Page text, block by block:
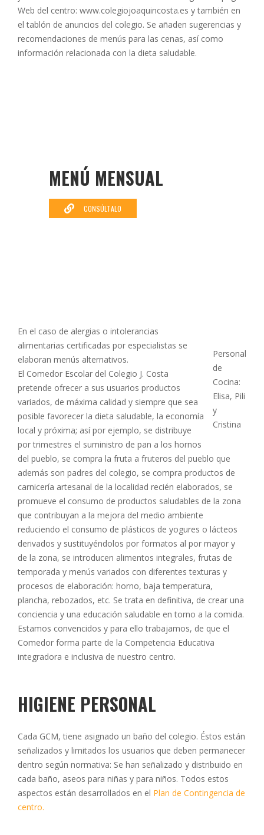
Web del centro: www.colegiojoaquincosta.es y también en
el tablón de anuncios del colegio. Se añaden sugerencias y
recomendaciones de menús para las cenas, así como
información relacionada con la dieta saludable.
MENÚ MENSUAL
CONSÚLTALO
Personal
de
Cocina:
Elisa, Pili
y
Cristina
En el caso de alergias o intolerancias
alimentarias certificadas por especialistas se
elaboran menús alternativos.
El Comedor Escolar del Colegio J. Costa
pretende ofrecer a sus usuarios productos
variados, de máxima calidad y siempre que sea
posible favorecer la dieta saludable, la economía
local y próxima; así por ejemplo, se distribuye
por trimestres el suministro de pan a los hornos
del pueblo, se compra la fruta a fruteros del pueblo que
además son padres del colegio, se compra productos de
carnicería artesanal de la localidad recién elaborados, se
promueve el consumo de productos saludables de la zona
que contribuyan a la mejora del medio ambiente
reduciendo el consumo de plásticos de yogures o lácteos
derivados y sustituyéndolos por formatos al por mayor y
de la zona, se introducen alimentos integrales, frutas de
temporada y menús variados con diferentes texturas y
procesos de elaboración: horno, baja temperatura,
plancha, rebozados, etc. Se trata en definitiva, de crear una
conciencia y una educación saludable en torno a la comida.
Estamos convencidos y para ello trabajamos, de que el
Comedor forma parte de la Competencia Educativa
integradora e inclusiva de nuestro centro.
HIGIENE PERSONAL
Cada GCM, tiene asignado un baño del colegio. Éstos están
señalizados y limitados los usuarios que deben permanecer
dentro según normativa: Se han señalizado y distribuido en
cada baño, aseos para niñas y para niños. Todos estos
aspectos están desarrollados en el Plan de Contingencia de
centro.